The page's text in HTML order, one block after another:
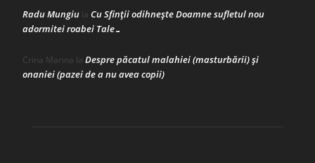
Radu Mungiu la Cu Sfinții odihnește Doamne sufletul nou
adormitei roabei Tale…
Crina Marina la Despre păcatul malahiei (masturbării) şi
onaniei (pazei de a nu avea copii)